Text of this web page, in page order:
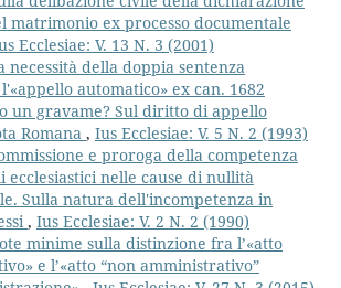
matrimonio ex processo documentale
Ecclesiae: V. 13 N. 3 (2001)
necessità della doppia sentenza
automatico» ex can. 1682
un gravame? Sul diritto di appello
Romana , Ius Ecclesiae: V. 5 N. 2 (1993)
e proroga della competenza
nelle cause di nullità
Sulla natura dell'incompetenza in
, Ius Ecclesiae: V. 2 N. 2 (1990)
minime sulla distinzione fra l’«atto
e l’«atto “non amministrativo”